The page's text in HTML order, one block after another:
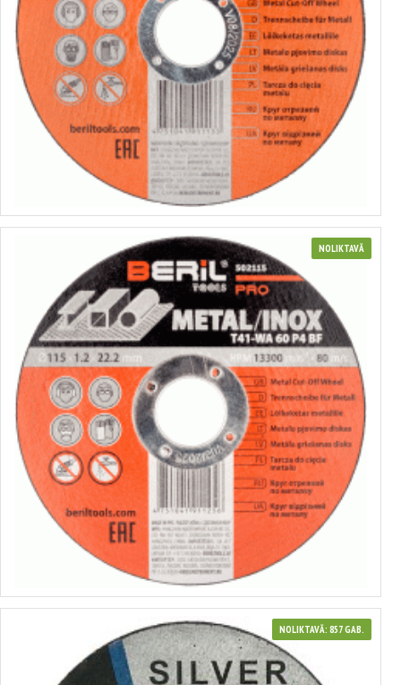
Metāla griešanas disks
no 0.30€ līdz 1.09€
Izvēlēties variantus
NOLIKTAVĀ
Metāla griešanas disks
no 0.39€ līdz 1.19€
Izvēlēties variantus
NOLIKTAVĀ: 857 GAB.